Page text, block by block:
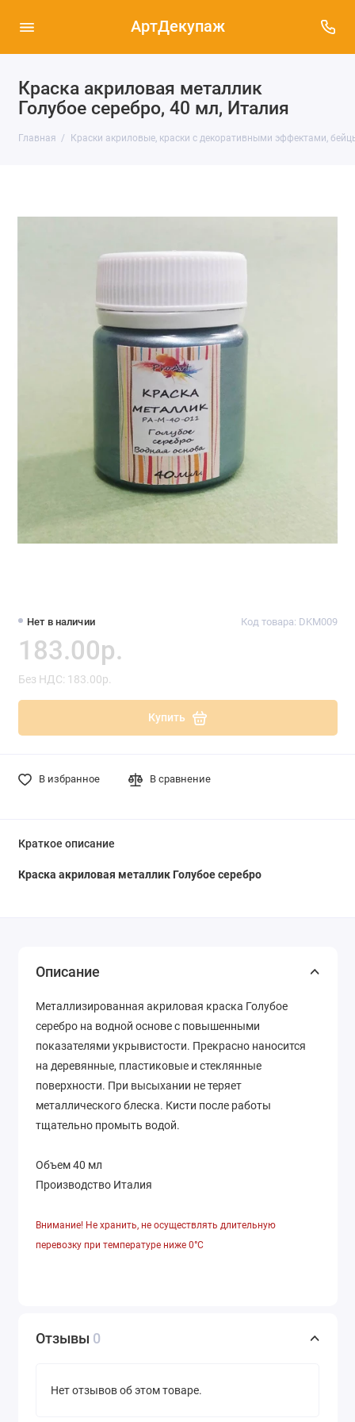
АртДекупаж
Краска акриловая металлик
Голубое серебро, 40 мл, Италия
Главная Краски акриловые, краски с декоративными эффектами,
Нет в наличии Код товара: DKM009
183.00р.
Без НДС: 183.00р.
Купить
В избранное В сравнение
Краткое описание
Краска акриловая металлик Голубое серебро
Описание
Металлизированная акриловая краска Голубое
серебро на водной основе с повышенными
показателями укрывистости. Прекрасно наносится
на деревянные, пластиковые и стеклянные
поверхности. При высыхании не теряет
металлического блеска. Кисти после работы
тщательно промыть водой.
Объем 40 мл
Производство Италия
Внимание! Не хранить, не осуществлять длительную
перевозку при температуре ниже 0°С
Отзывы 0
Нет отзывов об этом товаре.